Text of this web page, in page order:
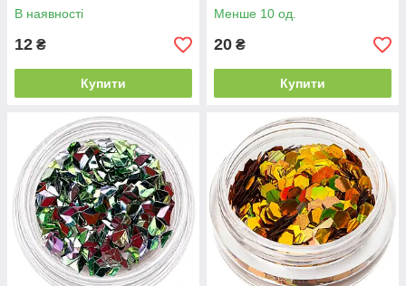
В наявності
12 ₴
Купити
Менше 10 од.
20 ₴
Купити